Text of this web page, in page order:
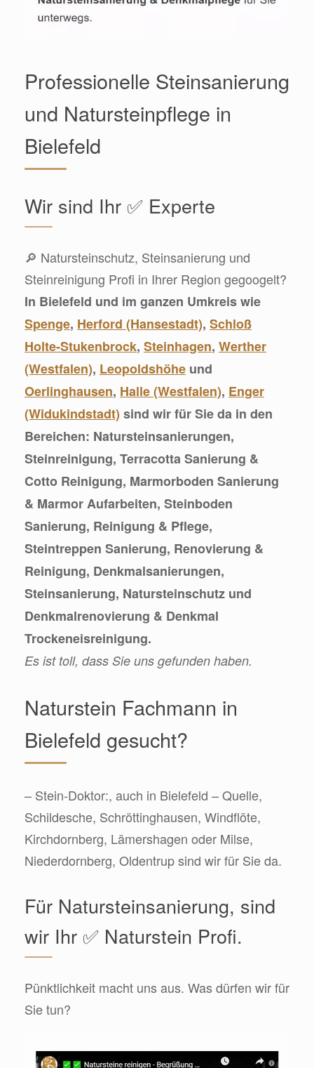
Professionelle Steinsanierung
und Natursteinpflege in
Bielefeld
Wir sind Ihr ✅ Experte
🔎 Natursteinschutz, Steinsanierung und
Steinreinigung Profi in Ihrer Region gegoogelt?
In Bielefeld und im ganzen Umkreis wie
Spenge, Herford (Hansestadt), Schloß
Holte-Stukenbrock, Steinhagen, Werther
(Westfalen), Leopoldshöhe und
Oerlinghausen, Halle (Westfalen), Enger
(Widukindstadt) sind wir für Sie da in den
Bereichen: Natursteinsanierungen,
Steinreinigung, Terracotta Sanierung &
Cotto Reinigung, Marmorboden Sanierung
& Marmor Aufarbeiten, Steinboden
Sanierung, Reinigung & Pflege,
Steintreppen Sanierung, Renovierung &
Reinigung, Denkmalsanierungen,
Steinsanierung, Natursteinschutz und
Denkmalrenovierung & Denkmal
Trockeneisreinigung.
Es ist toll, dass Sie uns gefunden haben.
Naturstein Fachmann in
Bielefeld gesucht?
– Stein-Doktor:, auch in Bielefeld – Quelle,
Schildesche, Schröttinghausen, Windflöte,
Kirchdornberg, Lämershagen oder Milse,
Niederdornberg, Oldentrup sind wir für Sie da.
Für Natursteinsanierung, sind
wir Ihr ✅ Naturstein Profi.
Pünktlichkeit macht uns aus. Was dürfen wir für
Sie tun?